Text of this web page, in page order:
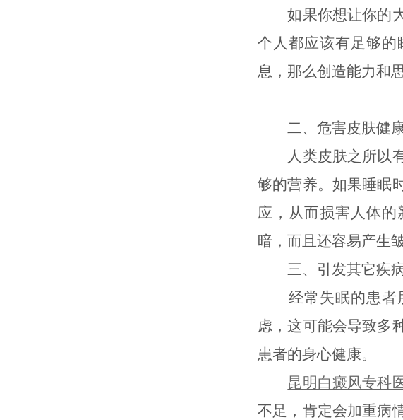
如果你想让你的大
个人都应该有足够的
息，那么创造能力和
二、危害皮肤健
人类皮肤之所以有
够的营养。如果睡眠
应，从而损害人体
暗，而且还容易产生皱
三、引发其它疾
经常失眠的患者朋
虑，这可能会导致多
患者的身心健康。
昆明白癜风专科
不足，肯定会加重病